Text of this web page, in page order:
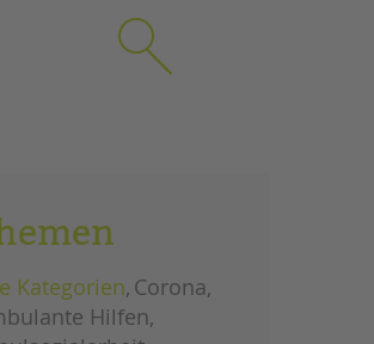
Kategorien Corona
Hilfen